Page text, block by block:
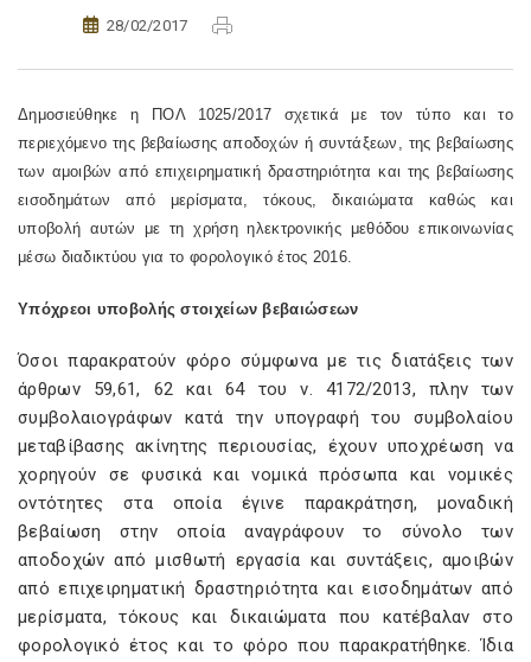
28/02/2017
Δημοσιεύθηκε η ΠΟΛ 1025/2017 σχετικά με τον τύπο και το
περιεχόμενο της βεβαίωσης αποδοχών ή συντάξεων, της βεβαίωσης
των αμοιβών από επιχειρηματική δραστηριότητα και της βεβαίωσης
εισοδημάτων από μερίσματα, τόκους, δικαιώματα καθώς και
υποβολή αυτών με τη χρήση ηλεκτρονικής μεθόδου επικοινωνίας
μέσω διαδικτύου για το φορολογικό έτος 2016.
Υπόχρεοι υποβολής στοιχείων βεβαιώσεων
Όσοι παρακρατούν φόρο σύμφωνα με τις διατάξεις των
άρθρων 59,61, 62 και 64 του ν. 4172/2013, πλην των
συμβολαιογράφων κατά την υπογραφή του συμβολαίου
μεταβίβασης ακίνητης περιουσίας, έχουν υποχρέωση να
χορηγούν σε φυσικά και νομικά πρόσωπα και νομικές
οντότητες στα οποία έγινε παρακράτηση, μοναδική
βεβαίωση στην οποία αναγράφουν το σύνολο των
αποδοχών από μισθωτή εργασία και συντάξεις, αμοιβών
από επιχειρηματική δραστηριότητα και εισοδημάτων από
μερίσματα, τόκους και δικαιώματα που κατέβαλαν στο
φορολογικό έτος και το φόρο που παρακρατήθηκε. Ίδια